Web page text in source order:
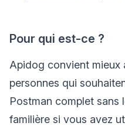
Pour qui est-ce ?
Apidog convient mieux
personnes qui
Postman complet sans
familière si vous avez